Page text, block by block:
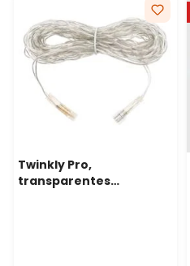
Twinkly Pro,
transparentes